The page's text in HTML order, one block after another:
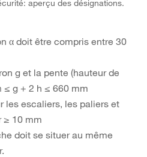
aperçu des désignations.
α doit être compris entre 30
g et la pente (hauteur de
≤ g + 2 h ≤ 660 mm
les escaliers, les paliers et
≥ 10 mm
doit se situer au même